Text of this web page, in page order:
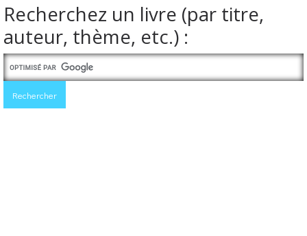
Recherchez un livre (par titre,
auteur, thème, etc.) :